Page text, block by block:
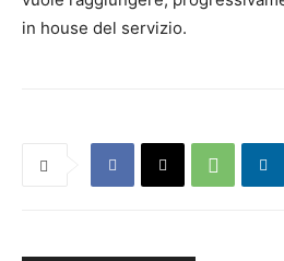
in house del servizio.